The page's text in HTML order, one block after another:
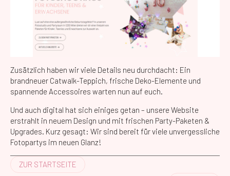
Zusätzlich haben wir viele Details neu durchdacht: Ein
brandneuer Catwalk-Teppich, frische Deko-Elemente und
spannende Accessoires warten nun auf euch.
Und auch digital hat sich einiges getan – unsere Website
erstrahlt in neuem Design und mit frischen Party-Paketen &
Upgrades. Kurz gesagt: Wir sind bereit für viele unvergessliche
Fotopartys im neuen Glanz!
ZUR STARTSEITE